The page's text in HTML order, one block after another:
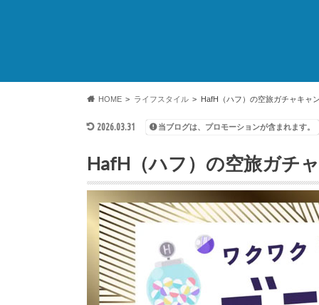
HOME ライフスタイル HafH（ハフ）の空旅ガチャキャ
2026.03.31 当ブログは、プロモーションが含まれます。
HafH（ハフ）の空旅ガチ